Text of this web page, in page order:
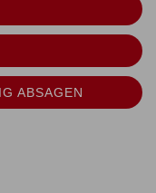
ABSAGEN